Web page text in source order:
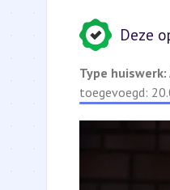
Deze
Type huiswerk:
toegevoegd: